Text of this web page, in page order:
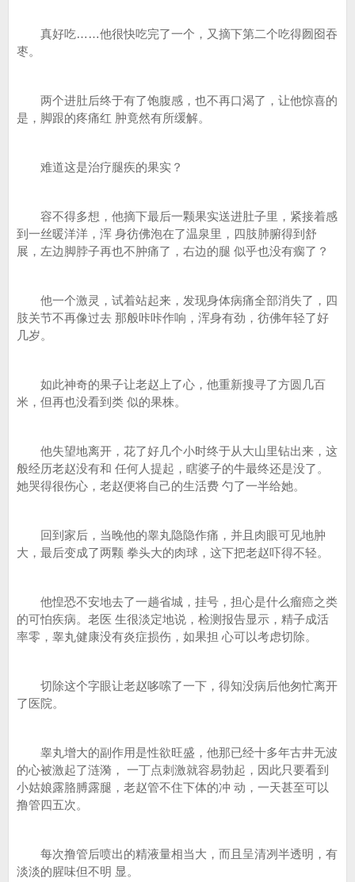
真好吃……他很快吃完了一个，又摘下第二个吃得囫囵吞
枣。
两个进肚后终于有了饱腹感，也不再口渴了，让他惊喜的
是，脚跟的疼痛红 肿竟然有所缓解。
难道这是治疗腿疾的果实？
容不得多想，他摘下最后一颗果实送进肚子里，紧接着感
到一丝暖洋洋，浑 身彷佛泡在了温泉里，四肢肺腑得到舒
展，左边脚脖子再也不肿痛了，右边的腿 似乎也没有瘸了？
他一个激灵，试着站起来，发现身体病痛全部消失了，四
肢关节不再像过去 那般咔咔作响，浑身有劲，彷佛年轻了好
几岁。
如此神奇的果子让老赵上了心，他重新搜寻了方圆几百
米，但再也没看到类 似的果株。
他失望地离开，花了好几个小时终于从大山里钻出来，这
般经历老赵没有和 任何人提起，瞎婆子的牛最终还是没了。
她哭得很伤心，老赵便将自己的生活费 勺了一半给她。
回到家后，当晚他的睾丸隐隐作痛，并且肉眼可见地肿
大，最后变成了两颗 拳头大的肉球，这下把老赵吓得不轻。
他惶恐不安地去了一趟省城，挂号，担心是什么瘤癌之类
的可怕疾病。老医 生很淡定地说，检测报告显示，精子成活
率零，睾丸健康没有炎症损伤，如果担 心可以考虑切除。
切除这个字眼让老赵哆嗦了一下，得知没病后他匆忙离开
了医院。
睾丸增大的副作用是性欲旺盛，他那已经十多年古井无波
的心被激起了涟漪， 一丁点刺激就容易勃起，因此只要看到
小姑娘露胳膊露腿，老赵管不住下体的冲 动，一天甚至可以
撸管四五次。
每次撸管后喷出的精液量相当大，而且呈清冽半透明，有
淡淡的腥味但不明 显。